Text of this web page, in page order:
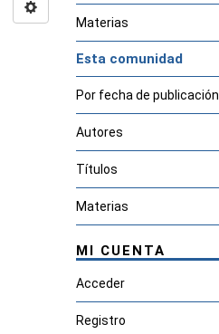
Materias
Esta comunidad
Por fecha de publicación
Autores
Títulos
Materias
MI CUENTA
Acceder
Registro